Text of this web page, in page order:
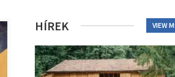
HÍREK VIEW